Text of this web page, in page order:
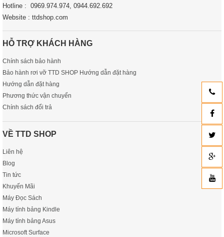
Hotline : 0969.974.974, 0944.692.692
Website : ttdshop.com
HỖ TRỢ KHÁCH HÀNG
Chính sách bảo hành
Bảo hành rơi vỡ TTD SHOP Hướng dẫn đặt hàng
Hướng dẫn đặt hàng
Phương thức vận chuyển
Chính sách đổi trả
VỀ TTD SHOP
Liên hệ
Blog
Tin tức
Khuyến Mãi
Máy Đọc Sách
Máy tính bảng Kindle
Máy tính bảng Asus
Microsoft Surface